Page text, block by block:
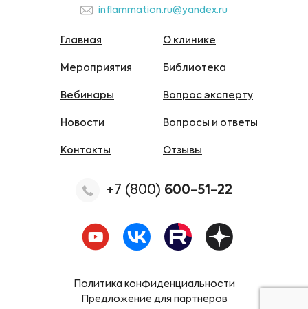
inflammation.ru@yandex.ru
Главная
Мероприятия
Вебинары
Новости
Контакты
О клинике
Библиотека
Вопрос эксперту
Вопросы и ответы
Отзывы
+7 (800) 600-51-22
Политика конфиденциальности
Предложение для партнеров